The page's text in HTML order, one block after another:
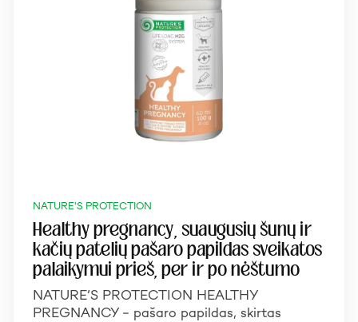
NATURE'S PROTECTION
Healthy pregnancy, suaugusių šunų ir
kačių patelių pašaro papildas sveikatos
palaikymui prieš, per ir po nėštumo
NATURE’S PROTECTION HEALTHY
PREGNANCY – pašaro papildas, skirtas